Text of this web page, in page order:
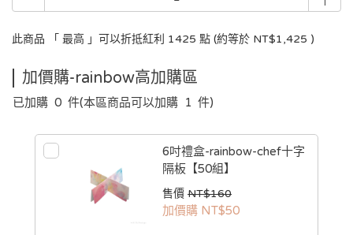
此商品 「 最高 」可以折抵紅利 1425 點 (約等於 NT$1,425 )
加價購-rainbow高加購區
已加購 0 件(本區商品可以加購 1 件)
6吋禮盒-rainbow-chef十字
隔板【50組】
售價 NT$160
加價購 NT$50